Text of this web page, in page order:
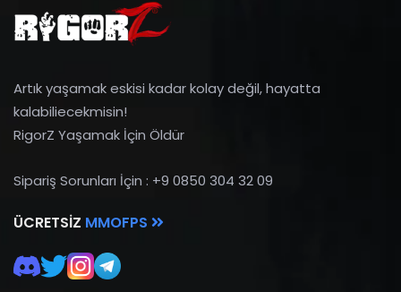
Artık yaşamak eskisi kadar kolay değil, hayatta
kalabiliecekmisin!
RigorZ Yaşamak İçin Öldür
Sipariş Sorunları İçin : +9 0850 304 32 09
ÜCRETSIZ MMOFPS